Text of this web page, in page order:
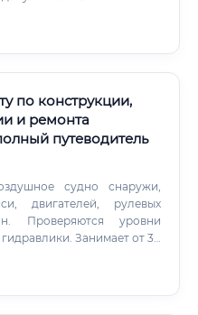
форма — в зависимости от
труда) ✅
курсов
преимущество ✅
научных руководителей
условие для
Процедура занимает от 1
по конструкции,
и ремонта
путеводитель
судно снаружи,
двигателей, рулевых
Проверяются уровни
Занимает от 30